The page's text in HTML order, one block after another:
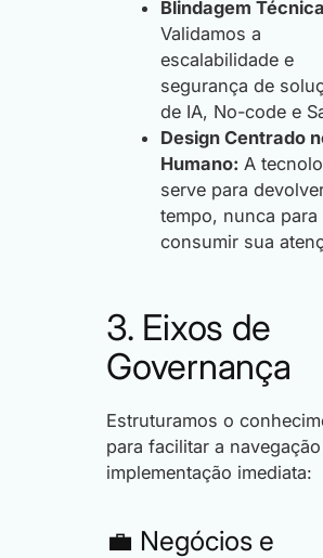
Blindagem
Validamos a
escalabilidade e
segurança de
de IA, No-code e
Design Centrado
Humano: A
serve para
tempo, nunca para
consumir sua
3. Eixos de
Governança
Estruturamos o
para facilitar a
implementação imediata:
💼 Negócios e